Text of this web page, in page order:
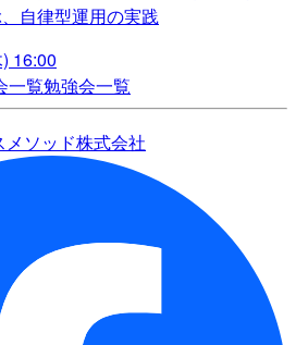
自律型運用の実践
16:00
一覧勉強会一覧
メソッド株式会社